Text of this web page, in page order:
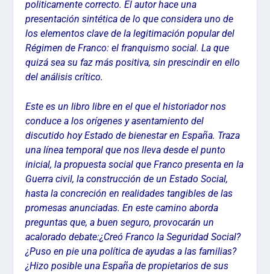
politicamente correcto. El autor hace una
presentación sintética de lo que considera uno de
los elementos clave de la legitimación popular del
Régimen de Franco: el franquismo social. La que
quizá sea su faz más positiva, sin prescindir en ello
del análisis crítico.
Este es un libro libre en el que el historiador nos
conduce a los orígenes y asentamiento del
discutido hoy Estado de bienestar en España. Traza
una línea temporal que nos lleva desde el punto
inicial, la propuesta social que Franco presenta en la
Guerra civil, la construcción de un Estado Social,
hasta la concreción en realidades tangibles de las
promesas anunciadas. En este camino aborda
preguntas que, a buen seguro, provocarán un
acalorado debate:¿Creó Franco la Seguridad Social?
¿Puso en pie una política de ayudas a las familias?
¿Hizo posible una España de propietarios de sus